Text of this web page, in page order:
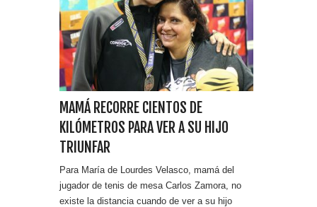
MAMÁ RECORRE CIENTOS DE
KILÓMETROS PARA VER A SU HIJO
TRIUNFAR
Para María de Lourdes Velasco, mamá del
jugador de tenis de mesa Carlos Zamora, no
existe la distancia cuando de ver a su hijo